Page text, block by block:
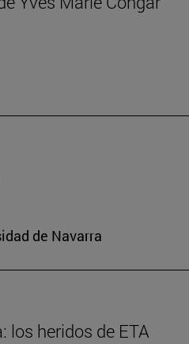
de Navarra
los heridos de ETA